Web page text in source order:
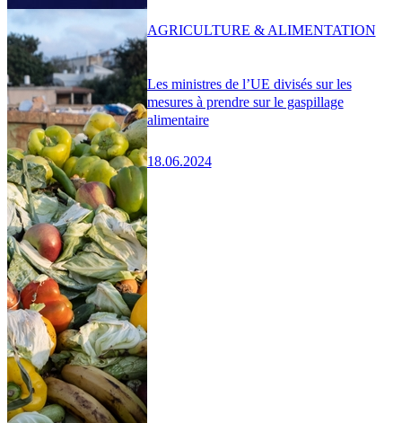
Les ministres de l’UE divisés sur les
mesures à prendre sur le gaspillage
alimentaire
18.06.2024
AGRICULTURE & ALIMENTATION